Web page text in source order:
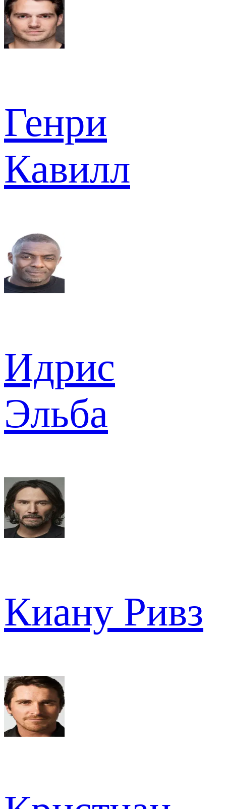
Генри
Кавилл
Идрис
Эльба
Киану Ривз